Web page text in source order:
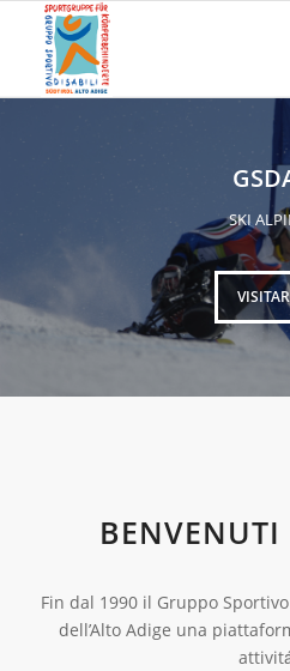
SKI
BENVENUTI
Fin dal 1990 il Gruppo
dell’Alto Adige una